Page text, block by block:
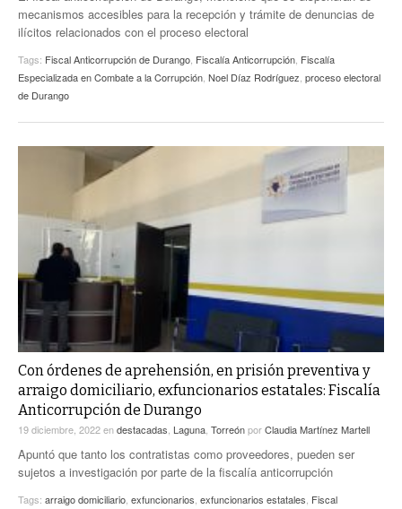
mecanismos accesibles para la recepción y trámite de denuncias de
ilícitos relacionados con el proceso electoral
Tags: Fiscal Anticorrupción de Durango Fiscalía Anticorrupción Fiscalía
Especializada en Combate a la Corrupción Noel Díaz Rodríguez proceso electoral
de Durango
Con órdenes de aprehensión, en prisión preventiva y
arraigo domiciliario, exfuncionarios estatales: Fiscalía
Anticorrupción de Durango
19 diciembre, 2022endestacadas, Laguna, TorreónporClaudia Martínez Martell
Apuntó que tanto los contratistas como proveedores, pueden ser
sujetos a investigación por parte de la fiscalía anticorrupción
Tags: arraigo domiciliario, exfuncionarios, exfuncionarios estatales, Fiscal